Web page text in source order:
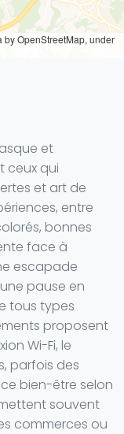
by OpenStreetMap, under
et
ceux qui
et art de
entre
bonnes
face à
escapade
pause en
tous types
proposent
Wi-Fi, le
parfois des
bien-être selon
souvent
commerces ou